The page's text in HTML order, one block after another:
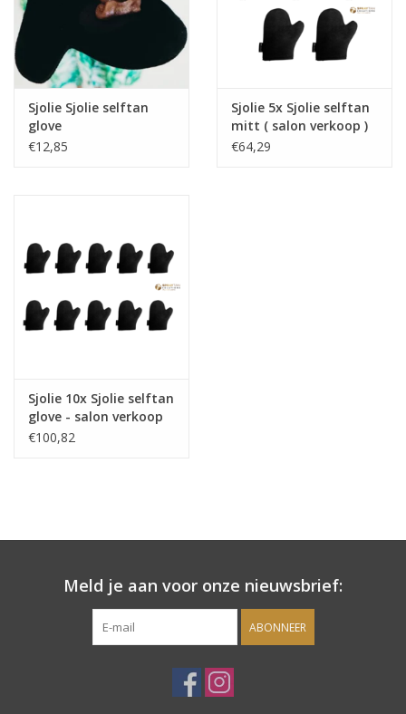
Promotie materiaal
Salon kleding
Vraag hier om een vrijblijvend
Suntana
Sjolie
Cadeaubonnen
Sjolie Sjolie selftan
glove
€12,85
Sjolie 5x Sjolie selftan
mitt ( salon verkoop )
€64,29
Sjolie 10x Sjolie selftan
glove - salon verkoop
€100,82
Meld je aan voor onze nieuwsbrief:
ABONNEER